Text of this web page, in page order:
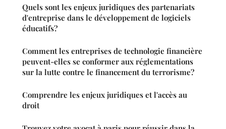
Quels sont les enjeux juridiques des partenariats
d'entreprise dans le développement de logiciels
éducatifs?
Comment les entreprises de technologie financière
peuvent-elles se conformer aux réglementations
sur la lutte contre le financement du terrorisme?
Comprendre les enjeux juridiques et l'accès au
droit